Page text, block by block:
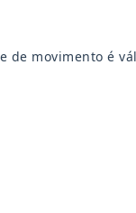
de movimento é